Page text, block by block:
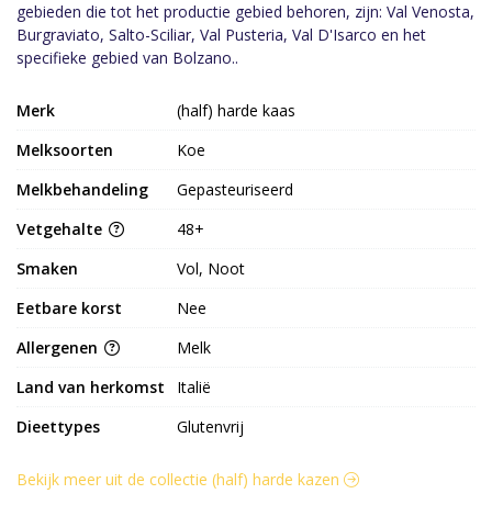
gebieden die tot het productie gebied behoren, zijn: Val Venosta,
Burgraviato, Salto-Sciliar, Val Pusteria, Val D'Isarco en het
specifieke gebied van Bolzano..
Merk
(half) harde kaas
Melksoorten
Koe
Melkbehandeling
Gepasteuriseerd
Vetgehalte
48+
Smaken
Vol, Noot
Eetbare korst
Nee
Allergenen
Melk
Land van herkomst
Italië
Dieettypes
Glutenvrij
Bekijk meer uit de collectie (half) harde kazen